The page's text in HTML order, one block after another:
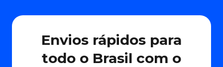
Envios rápidos para
todo o Brasil com o